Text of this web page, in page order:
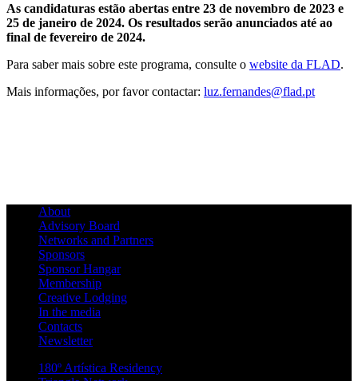
As candidaturas estão abertas entre 23 de novembro de 2023 e
25 de janeiro de 2024. Os resultados serão anunciados até ao
final de fevereiro de 2024.
Para saber mais sobre este programa, consulte o website da FLAD.
Mais informações, por favor contactar: luz.fernandes@flad.pt
About
Advisory Board
Networks and Partners
Sponsors
Sponsor Hangar
Membership
Creative Lodging
In the media
Contacts
Newsletter
180º Artística Residency